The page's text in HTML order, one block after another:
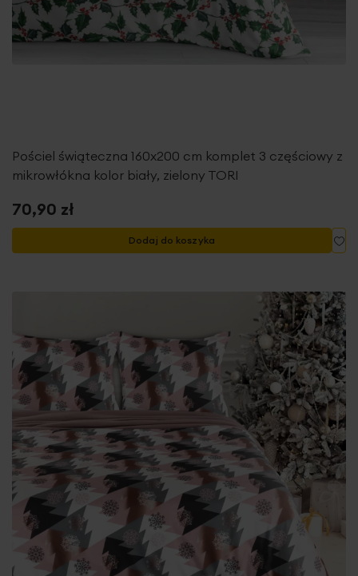
Pościel świąteczna 160x200 cm komplet 3 częściowy z
mikrowłókna kolor biały, zielony TORI
70,90 zł
Dodaj do koszyka